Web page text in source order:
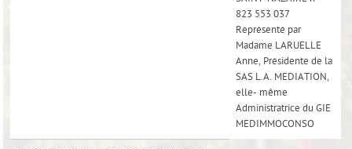
823 553 037
Représenté par
Madame LARUELLE
Anne, Présidente de la
SAS L.A. MEDIATION,
elle- même
Administratrice du GIE
MEDIMMOCONSO